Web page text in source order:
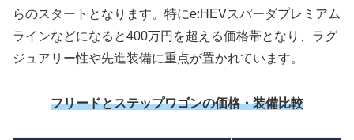
らのスタートとなります。特にe:HEVスパーダプレミアム
ラインなどになると400万円を超える価格帯となり、ラグ
ジュアリー性や先進装備に重点が置かれています。
フリードとステップワゴンの価格・装備比較